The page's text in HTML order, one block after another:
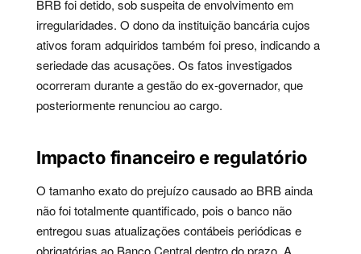
BRB foi detido, sob suspeita de envolvimento em
irregularidades. O dono da instituição bancária cujos
ativos foram adquiridos também foi preso, indicando a
seriedade das acusações. Os fatos investigados
ocorreram durante a gestão do ex-governador, que
posteriormente renunciou ao cargo.
Impacto financeiro e regulatório
O tamanho exato do prejuízo causado ao BRB ainda
não foi totalmente quantificado, pois o banco não
entregou suas atualizações contábeis periódicas e
obrigatórias ao Banco Central dentro do prazo. A